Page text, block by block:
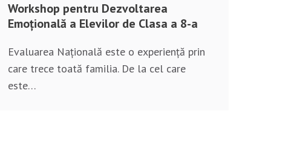
Workshop pentru Dezvoltarea
Emoțională a Elevilor de Clasa a 8-a
Evaluarea Națională este o experiență prin
care trece toată familia. De la cel care
este…